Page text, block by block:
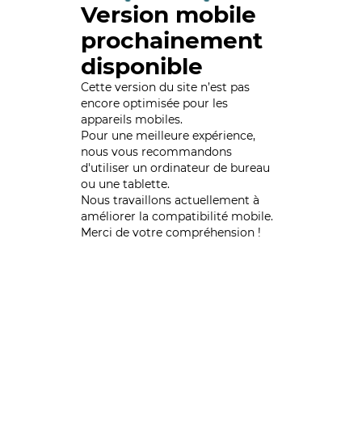
Version mobile
prochainement
disponible
Cette version du site n’est pas
encore optimisée pour les
appareils mobiles.
Pour une meilleure expérience,
nous vous recommandons
d'utiliser un ordinateur de bureau
ou une tablette.
Nous travaillons actuellement à
améliorer la compatibilité mobile.
Merci de votre compréhension !